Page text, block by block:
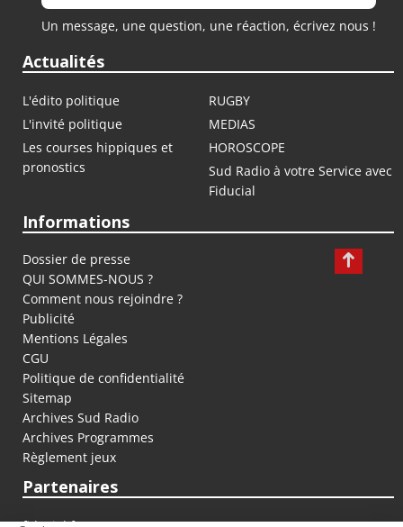
Un message, une question, une réaction, écrivez nous !
Actualités
L'édito politique
RUGBY
L'invité politique
MEDIAS
Les courses hippiques et
pronostics
HOROSCOPE
Sud Radio à votre Service avec
Fiducial
Informations
Dossier de presse
QUI SOMMES-NOUS ?
Comment nous rejoindre ?
Publicité
Mentions Légales
CGU
Politique de confidentialité
Sitemap
Archives Sud Radio
Archives Programmes
Règlement jeux
Partenaires